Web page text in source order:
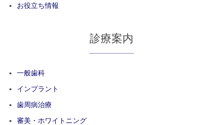
お役立ち情報
診療案内
一般歯科
インプラント
歯周病治療
審美・ホワイトニング